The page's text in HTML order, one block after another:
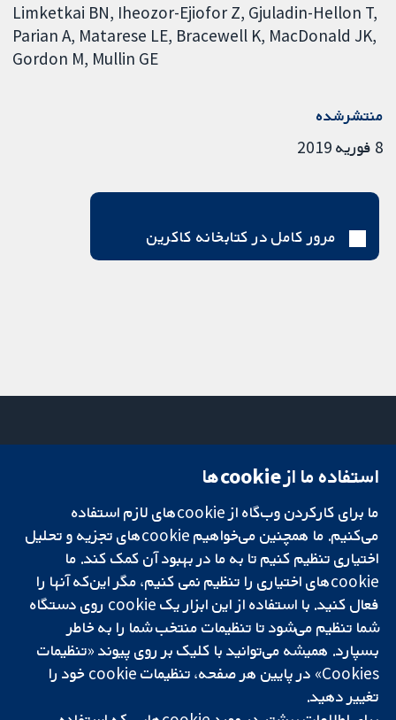
Limketkai BN Iheozor-Ejiofor Z Gjuladin-Hellon T
Parian A Matarese LE Bracewell K MacDonald JK
Gordon M Mullin GE
منتشرشده
8 فوریه 2019
مرور کامل در کتابخانه کاکرین
تحقیقات قابل
اعتماد.
تصمیم‌گیری آگاهانه.
سلامت بهتر.
میدان کاوندیش
لندن
W1G 0AN
بریتانیا
دفتر رسانه‌ای
درباره ما
فرصت‌های
شغلی
Cochrane
Library
شبکه همکاری کاکرین، یک مؤسسه خیریه (شماره 1045921) و یک شرکت با
و ولز است. شماره ثبت مالیات بر ارزش افزوده: GB 718 2127 49.
استفاده ما از cookie‌ها
ما برای کارکردن وب‌گاه از cookie‌های لازم استفاده
می‌کنیم. ما همچنین می‌خواهیم cookie‌های تجزیه و تحلیل
اختیاری تنظیم کنیم تا به ما در بهبود آن کمک کند. ما
cookie‌های اختیاری را تنظیم نمی کنیم، مگر این‌که آنها را
فعال کنید. با استفاده از این ابزار یک cookie‌ روی دستگاه
شما تنظیم می‌شود تا تنظیمات منتخب شما را به خاطر
بسپارد. همیشه می‌توانید با کلیک بر روی پیوند «تنظیمات
Cookies» در پایین هر صفحه، تنظیمات cookie‌ خود را
تغییر دهید.